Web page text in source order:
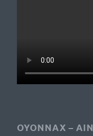
OYONNAX – AIN